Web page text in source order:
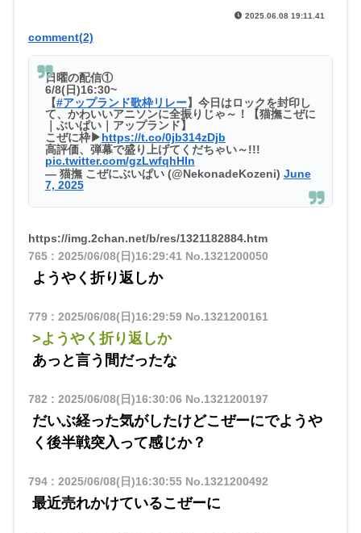
2025.06.08 19:11.41
comment(2)
日曜の配信①
6/8(日)16:30~
【#アップランド歌枠リレー】今日はロックを封印し
て、かわいいアニソンに全振りじゃ～！【猫撫こぜに
｜ぶいぱい｜アップランド】
こぜに枠▶https://t.co/0jb314zDjb
高評価、弾幕で盛り上げてくだちゃい～!!!
pic.twitter.com/gzLwfqhHIn
— 猫撫 こぜにぶいぱい (@NekonadeKozeni) June
7, 2025
https://img.2chan.net/b/res/1321182884.htm
765: 2025/06/08(日)16:29:41 No.1321200050
ようやく折り返しか
779: 2025/06/08(日)16:29:59No.1321200161
>ようやく折り返しか
あっと言う間だったな
782 : 2025/06/08(日)16:30:06 No.1321200197
だいぶ経った気がしたけどこぜーにでようや
く後半戦突入って感じか？
794: 2025/06/08(日)16:30:55No.1321200492
最近売れかけているこぜーに